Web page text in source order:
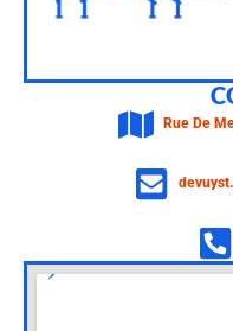
Rue De